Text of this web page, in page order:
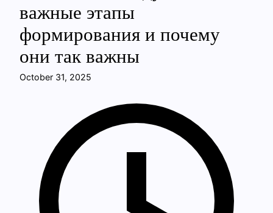
важные этапы
формирования и почему
они так важны
October 31, 2025